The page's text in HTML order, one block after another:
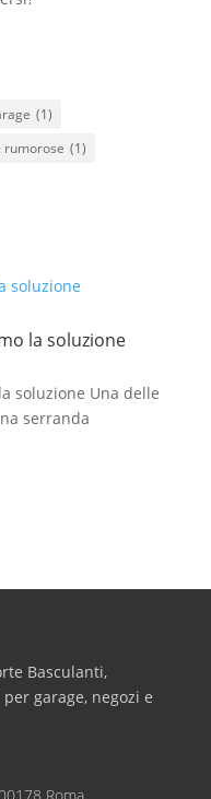
(1)
rumorose (1)
la soluzione
soluzione Una delle
serranda
Basculanti,
garage, negozi e